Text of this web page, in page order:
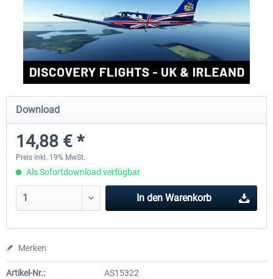
Perfect Flight - Flying Germany MSFS
Perfect Flight - FS Explorer -
Italy MSFS
Download
14,88 € *
Preis inkl. 19% MwSt.
Als Sofortdownload verfügbar
In den Warenkorb
Merken
Artikel-Nr.:
AS15322